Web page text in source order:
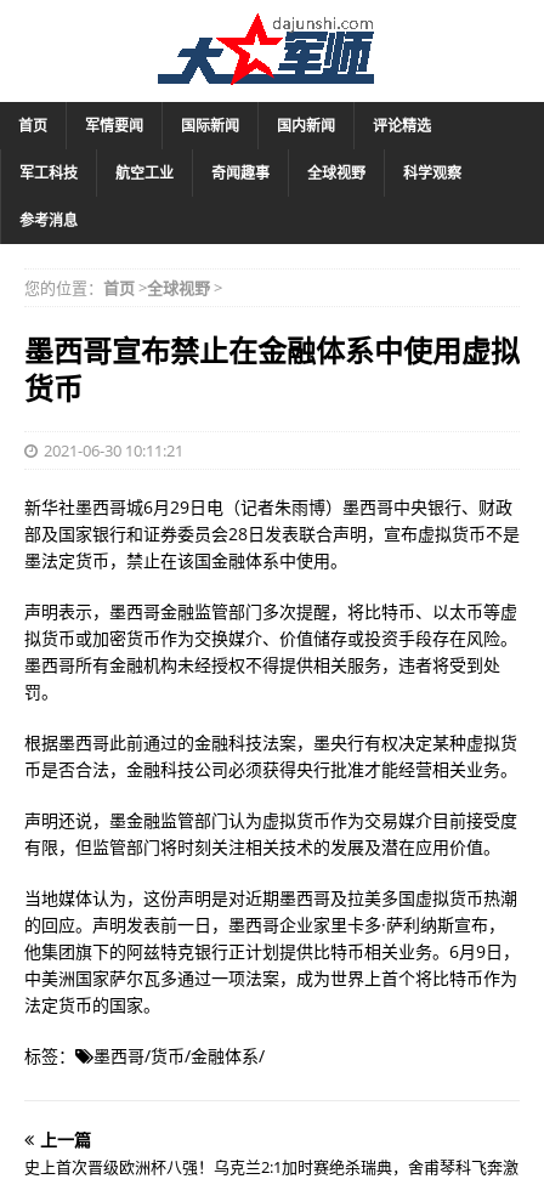
首页 军情要闻 国际新闻 国内新闻 评论精选
军工科技 航空工业 奇闻趣事 全球视野 科学观察
参考消息
您的位置： 首页>全球视野>
墨西哥宣布禁止在金融体系中使用虚拟
货币
2021-06-30 10:11:21
新华社墨西哥城6月29日电（记者朱雨博）墨西哥中央银行、财政
部及国家银行和证券委员会28日发表联合声明，宣布虚拟货币不是
墨法定货币，禁止在该国金融体系中使用。
声明表示，墨西哥金融监管部门多次提醒，将比特币、以太币等虚
拟货币或加密货币作为交换媒介、价值储存或投资手段存在风险。
墨西哥所有金融机构未经授权不得提供相关服务，违者将受到处
罚。
根据墨西哥此前通过的金融科技法案，墨央行有权决定某种虚拟货
币是否合法，金融科技公司必须获得央行批准才能经营相关业务。
声明还说，墨金融监管部门认为虚拟货币作为交易媒介目前接受度
有限，但监管部门将时刻关注相关技术的发展及潜在应用价值。
当地媒体认为，这份声明是对近期墨西哥及拉美多国虚拟货币热潮
的回应。声明发表前一日，墨西哥企业家里卡多·萨利纳斯宣布，
他集团旗下的阿兹特克银行正计划提供比特币相关业务。6月9日，
中美洲国家萨尔瓦多通过一项法案，成为世界上首个将比特币作为
法定货币的国家。
标签： 墨西哥/货币/金融体系/
上一篇
史上首次晋级欧洲杯八强！乌克兰2:1加时赛绝杀瑞典，舍甫琴科飞奔激